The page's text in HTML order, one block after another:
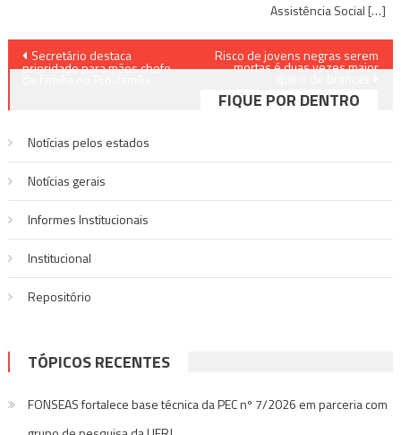
Assistência Social […]
Navegação
Secretário destaca
prioridade para mães chefe
Risco de jovens negras serem
mortas é duas vezes maior
FIQUE POR DENTRO
Notícias pelos estados
Notí­cias gerais
Informes Institucionais
Institucional
Repositório
TÓPICOS RECENTES
FONSEAS fortalece base técnica da PEC nº 7/2026 em parceria com